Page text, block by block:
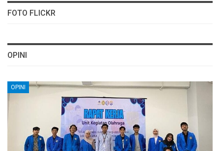
FOTO FLICKR
OPINI
OPINI